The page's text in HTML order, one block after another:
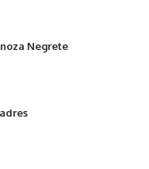
Negrete